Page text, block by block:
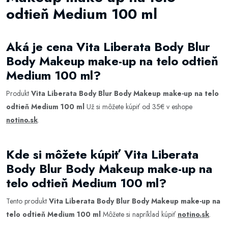
odtieň Medium 100 ml
Aká je cena Vita Liberata Body Blur
Body Makeup make-up na telo odtieň
Medium 100 ml?
Produkt Vita Liberata Body Blur Body Makeup make-up na telo
odtieň Medium 100 ml Už si môžete kúpiť od 35€ v eshope
notino.sk.
Kde si môžete kúpiť Vita Liberata
Body Blur Body Makeup make-up na
telo odtieň Medium 100 ml?
Tento produkt Vita Liberata Body Blur Body Makeup make-up na
telo odtieň Medium 100 ml Môžete si napríklad kúpiť notino.sk.